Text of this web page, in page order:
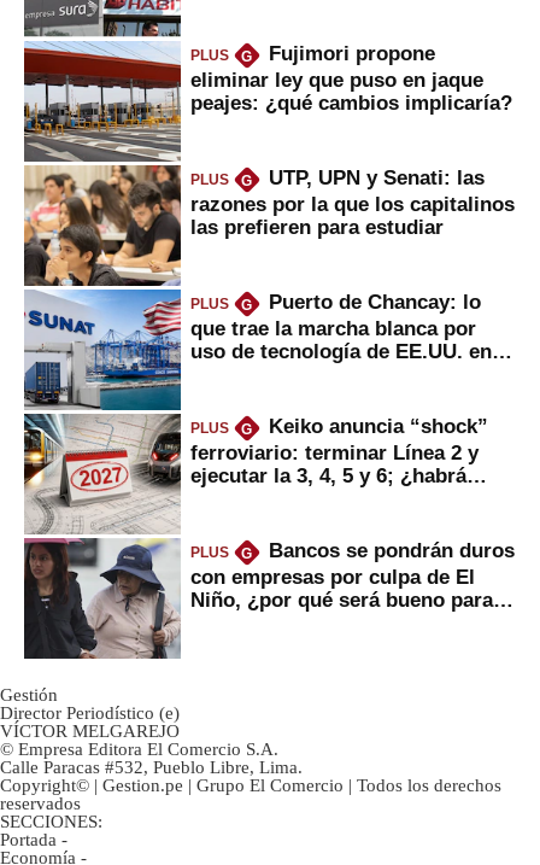
PLUS G
Fujimori propone
eliminar ley que puso en jaque
peajes: ¿qué cambios implicaría?
PLUS G
UTP, UPN y Senati: las
razones por la que los capitalinos
las prefieren para estudiar
PLUS G
Puerto de Chancay: lo
que trae la marcha blanca por
uso de tecnología de EE.UU. en
PLUS G
Keiko anuncia “shock”
ferroviario: terminar Línea 2 y
ejecutar la 3, 4, 5 y 6; ¿habrá
PLUS G
Bancos se pondrán duros
con empresas por culpa de El
Niño, ¿por qué será bueno para
Gestión
Director Periodístico (e)
VÍCTOR MELGAREJO
© Empresa Editora El Comercio S.A.
Calle Paracas #532, Pueblo Libre, Lima.
Copyright© | Gestion.pe | Grupo El Comercio | Todos los derechos
reservados
SECCIONES:
Portada -
Economía -